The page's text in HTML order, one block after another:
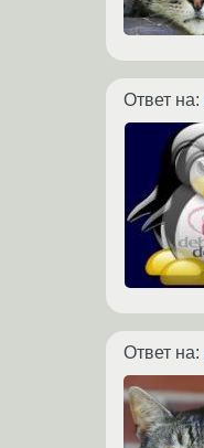
Ответ на:
Ответ на: